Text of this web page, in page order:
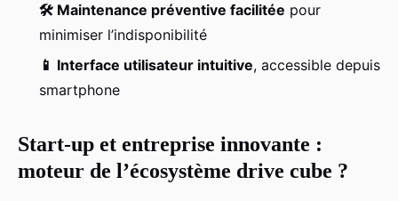
🛠️ Maintenance préventive facilitée pour
minimiser l’indisponibilité
📱 Interface utilisateur intuitive, accessible depuis
smartphone
Start-up et entreprise innovante :
moteur de l’écosystème drive cube ?